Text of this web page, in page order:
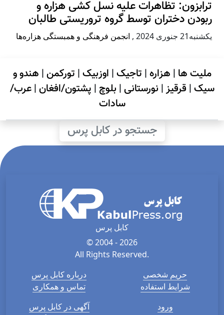
ترابزون: تظاهرات علیه نسل کشی هزاره و
ربودن دختران توسط گروه تروریستی طالبان
يكشنبه21 جنوری 2024 , انجمن فرهنگی و همبستگی هزاره‌ها
ملیت ها | هزاره| تاجیک| اوزبیک| تورکمن| هندو و
سیک| قرقیز| نورستانی| بلوچ | پشتون/افغان|عرب/
سادات
جستجو در کابل پرس
کابل پرس
© 2004 - 2026
All Rights Reserved.
درباره کابل پرس
تماس و همکاری
حریم شخصی
شرایط استفاده
آگهی در کابل پرس
ورود